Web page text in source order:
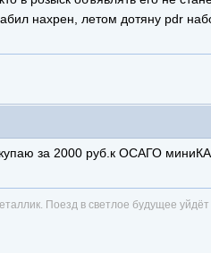
нахрен, летом дотяну pdr
за 2000 руб.к ОСАГО
Поезд в светлое будущее уйдёт